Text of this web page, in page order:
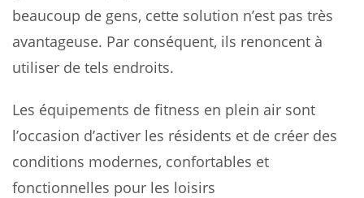
beaucoup de gens, cette solution n’est pas très
avantageuse. Par conséquent, ils renoncent à
utiliser de tels endroits.
Les équipements de fitness en plein air sont
l’occasion d’activer les résidents et de créer des
conditions modernes, confortables et
fonctionnelles pour les loisirs